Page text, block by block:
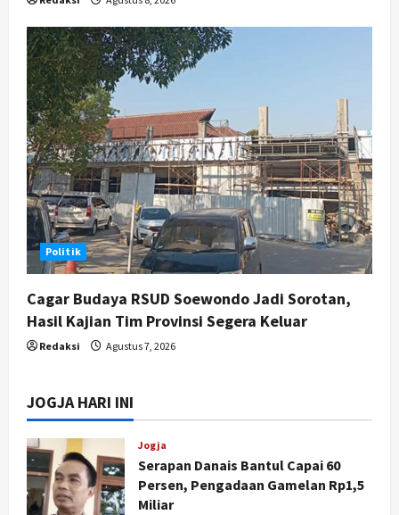
Politik
Cagar Budaya RSUD Soewondo Jadi Sorotan,
Hasil Kajian Tim Provinsi Segera Keluar
Redaksi Agustus 7, 2026
JOGJA HARI INI
Jogja
Serapan Danais Bantul Capai 60
Persen, Pengadaan Gamelan Rp1,5
Miliar